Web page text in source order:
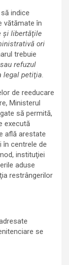
indice
vătămate în
şi libertăţile
ori
trebuie
refuzul
legal petiţia.
de reeducare
Ministerul
să permită,
execută
află arestate
în centrele de
instituţiei
aduse
restrângerilor
se